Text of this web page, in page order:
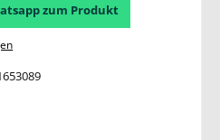
zum Produkt